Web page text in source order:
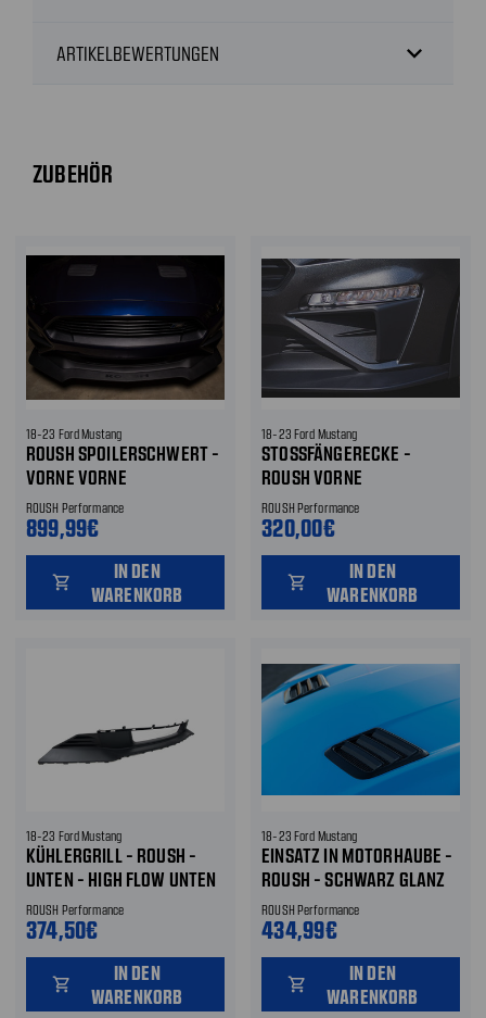
ARTIKELBEWERTUNGEN expand_more
ZUBEHÖR
18-23 Ford Mustang
ROUSH SPOILERSCHWERT -
VORNE VORNE
ROUSH Performance
899,99€
shopping_cart
IN DEN
WARENKORB
18-23 Ford Mustang
STOSSFÄNGERECKE - R
OUSH VORNE
ROUSH Performance
320,00€
shopping_cart
IN DEN
WARENKORB
18-23 Ford Mustang
KÜHLERGRILL - ROUSH -
UNTEN - HIGH FLOW UNTEN
ROUSH Performance
374,50€
shopping_cart
IN DEN
WARENKORB
18-23 Ford Mustang
EINSATZ IN MOTORHAUBE -
ROUSH - SCHWARZ GLANZ
ROUSH Performance
434,99€
shopping_cart
IN DEN
WARENKORB